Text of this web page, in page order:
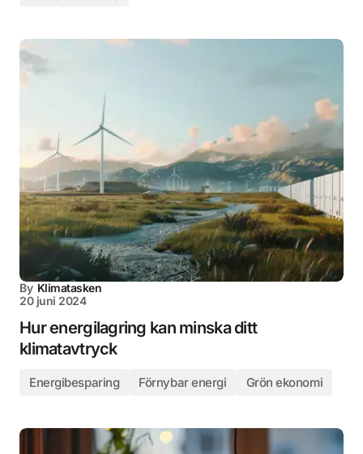
By Klimatasken
20 juni 2024
Hur energilagring kan minska ditt
klimatavtryck
Energibesparing Förnybar energi Grön ekonomi